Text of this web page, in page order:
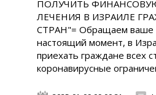
ПОЛУЧИТЬ
ЛЕЧЕНИЯ В ИЗРАИЛЕ
СТРАН"= Обращаем ваше
настоящий момент, в
приехать граждане всех
коронавирусные